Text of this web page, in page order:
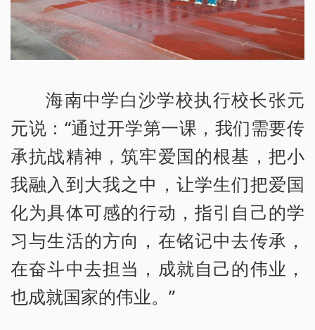
海南中学白沙学校执行校长张元
元说：“通过开学第一课，我们需要传
承抗战精神，筑牢爱国的根基，把小
我融入到大我之中，让学生们把爱国
化为具体可感的行动，指引自己的学
习与生活的方向，在铭记中去传承，
在奋斗中去担当，成就自己的伟业，
也成就国家的伟业。”